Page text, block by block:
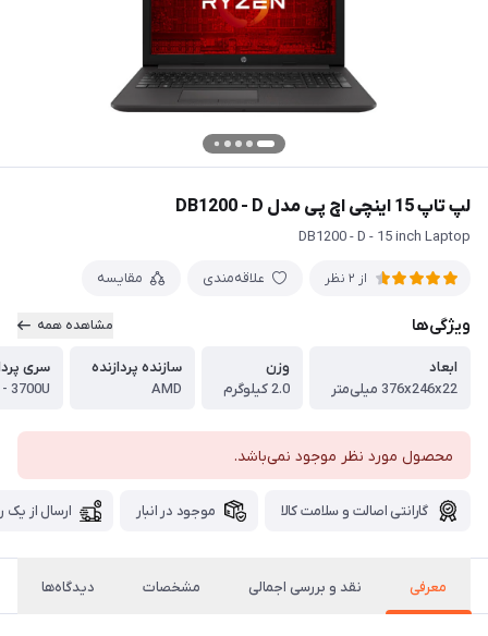
لپ تاپ 15 اینچی اچ پی مدل DB1200 - D
DB1200 - D - 15 inch Laptop
از 2 نظر علاقه‌مندی مقایسه
ویژگی‌ها مشاهده همه
ابعاد
376x246x22 میلی‌متر
وزن
2.0 کیلوگرم
سازنده پردازنده
AMD
سری
3700U
محصول مورد نظر موجود نمی‌باشد.
گارانتی اصالت و سلامت کالا موجود در انبار ارسال از یک
معرفی نقد و بررسی اجمالی مشخصات دیدگاه‌ها